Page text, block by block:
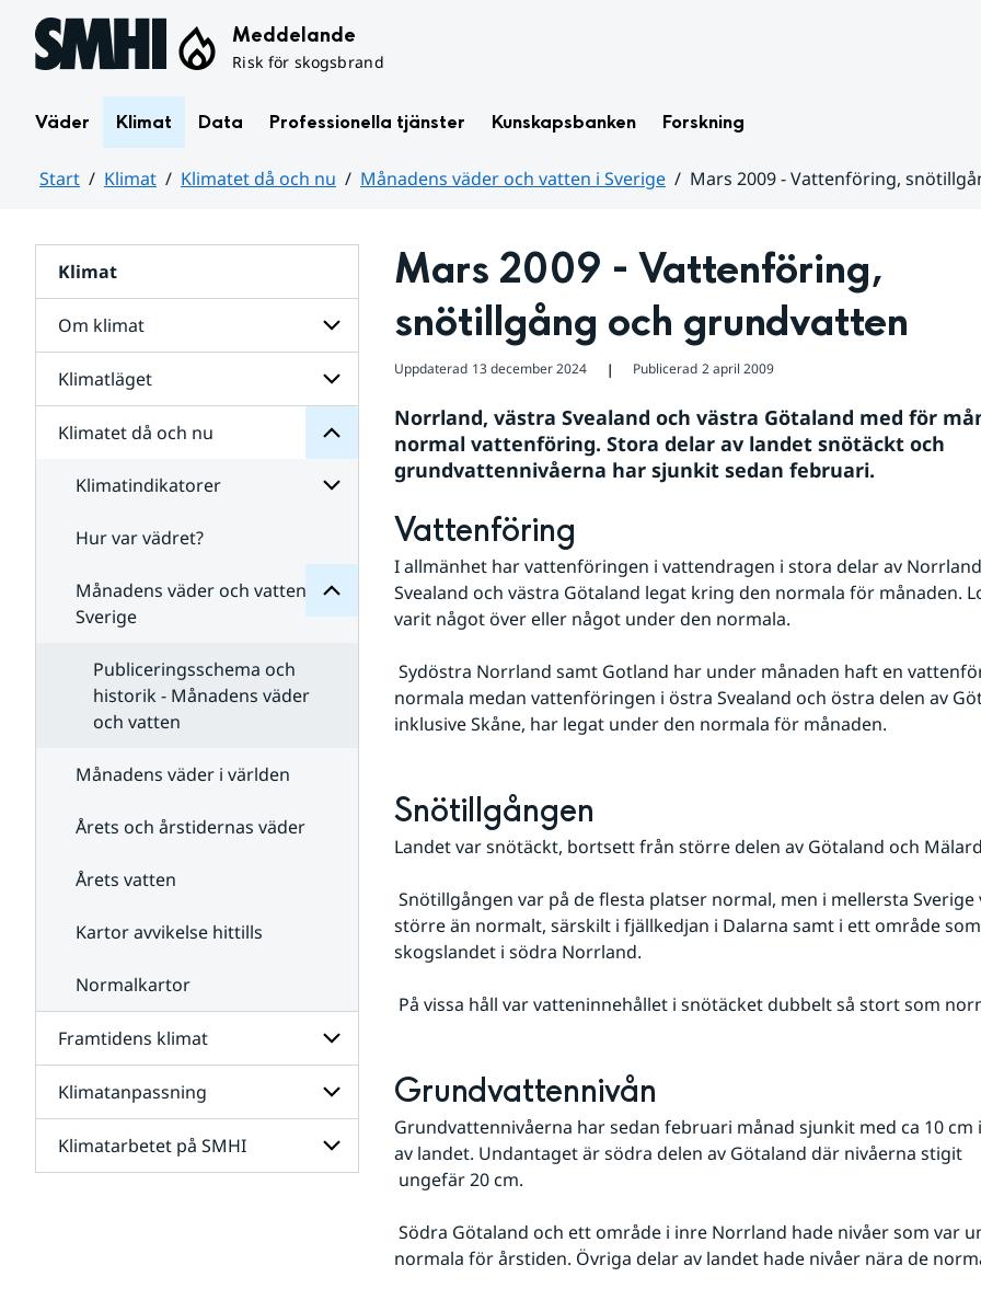
Hoppa till sidans innehåll Meddelande
Risk för skogsbrand
Väder Klimat Data Professionella tjänster Kunskapsbanken Forskning
Start Klimat Klimatet då och nu Månadens väder och vatten i Sverige
Mars 2009 - Vattenföring,
Klimat
Om klimat
Undersidor
för
Om
klimat
Klimatläget
Undersidor
Klimatläget
Klimatet då och nu
Undersidor
för
Klimatet
då
och
Klimatindikatorer
Undersidor
Klimatindikatorer
Hur var vädret?
Månadens väder och vatten i
Sverige
Månadens
väder
vatten
i
Publiceringsschema och
historik - Månadens väder
och vatten
Månadens väder i världen
Årets och årstidernas väder
Årets vatten
Kartor avvikelse hittills
Normalkartor
Framtidens klimat
Undersidor
för
Framtidens
klimat
Klimatanpassning
Undersidor
för
Klimatanpassning
Klimatarbetet på SMHI
Klimatarbetet
Mars 2009 - Vattenföring,
snötillgång och grundvatten
Uppdaterad 13 december 2024 ❘ Publicerad 2 april 2009
Norrland, västra Svealand och västra Götaland med för
normal vattenföring. Stora delar av landet snötäckt och
grundvattennivåerna har sjunkit sedan februari.
Vattenföring
I allmänhet har vattenföringen i vattendragen i stora delar av
Svealand och västra Götaland legat kring den normala för månaden.
varit något över eller något under den normala.
normala medan vattenföringen i östra Svealand och östra delen av
inklusive Skåne, har legat under den normala för månaden.
Snötillgången
Landet var snötäckt, bortsett från större delen av Götaland och
större än normalt, särskilt i fjällkedjan i Dalarna samt i ett område
skogslandet i södra Norrland.
På vissa håll var vatteninnehållet i snötäcket dubbelt så stort som
Grundvattennivån
Grundvattennivåerna har sedan februari månad sjunkit med ca 10 cm
av landet. Undantaget är södra delen av Götaland där nivåerna stigit
ungefär 20 cm.
normala för årstiden. Övriga delar av landet hade nivåer nära de